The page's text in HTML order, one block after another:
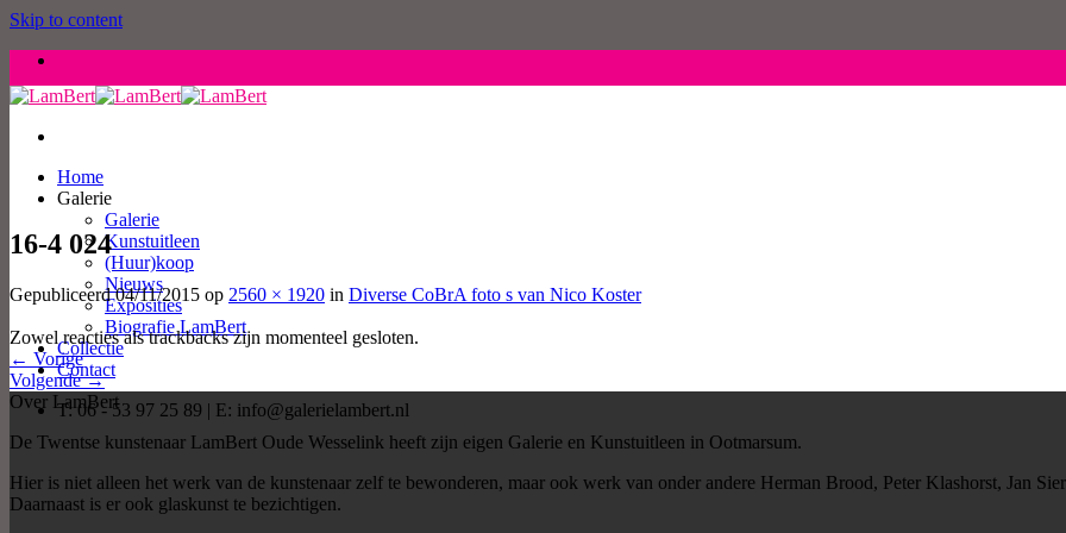
Skip to content
Home
Galerie
Galerie
Kunstuitleen
(Huur)koop
Nieuws
Exposities
Biografie LamBert
Collectie
Contact
T: 06 - 53 97 25 89 | E: info@galerielambert.nl
16-4 024
Gepubliceerd04/11/2015 op 2560 × 1920 in Diverse CoBrA foto s van Nico Koster
Zowel reacties als trackbacks zijn momenteel gesloten.
← Vorige
Volgende→
Over LamBert
De Twentse kunstenaar LamBert Oude Wesselink heeft zijn eigen Galerie en Kunstuitleen in Ootmarsum.
Hier is niet alleen het werk van de kunstenaar zelf te bewonderen, maar ook werk van onder andere Herman Brood, Peter Klashorst, Jan
Daarnaast is er ook glaskunst te bezichtigen.